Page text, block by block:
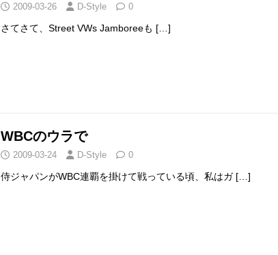
2009-03-26 D-Style 0
さてさて、Street VWs Jamboreeも […]
WBCのウラで
2009-03-24 D-Style 0
侍ジャパンがWBC連覇を掛けて戦っている頃、私はガ […]